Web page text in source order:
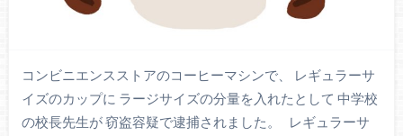
コンビニエンスストアのコーヒーマシンで、 レギュラーサ
イズのカップに ラージサイズの分量を入れたとして 中学校
の校長先生が 窃盗容疑で逮捕されました。 レギュラーサ